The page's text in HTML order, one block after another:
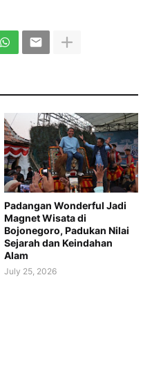
Padangan Wonderful Jadi
Magnet Wisata di
Bojonegoro, Padukan Nilai
Sejarah dan Keindahan
Alam
July 25, 2026